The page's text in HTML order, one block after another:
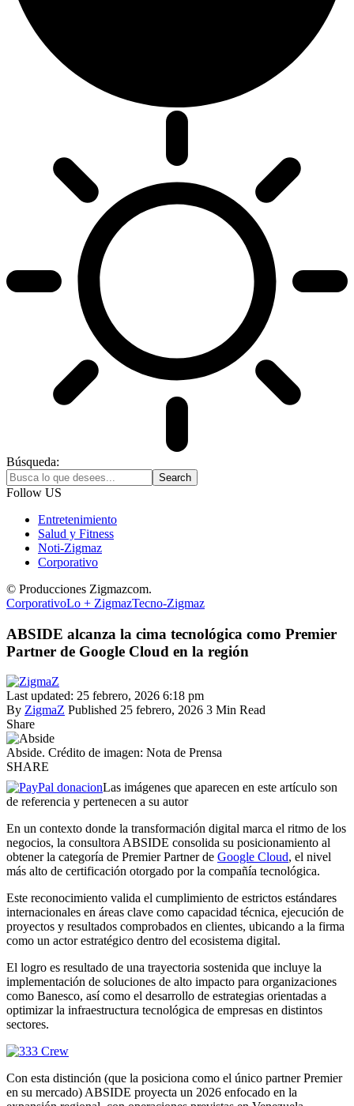
Búsqueda:
Follow US
Entretenimiento
Salud y Fitness
Noti-Zigmaz
Corporativo
© Producciones Zigmazcom.
CorporativoLo + ZigmazTecno-Zigmaz
ABSIDE alcanza la cima tecnológica como Premier
Partner de Google Cloud en la región
Last updated: 25 febrero, 2026 6:18 pm
By ZigmaZ Published 25 febrero, 2026 3 Min Read
Share
Abside. Crédito de imagen: Nota de Prensa
SHARE
Las imágenes que aparecen en este artículo son
de referencia y pertenecen a su autor
En un contexto donde la transformación digital marca el ritmo de los
negocios, la consultora ABSIDE consolida su posicionamiento al
obtener la categoría de Premier Partner de Google Cloud, el nivel
más alto de certificación otorgado por la compañía tecnológica.
Este reconocimiento valida el cumplimiento de estrictos estándares
internacionales en áreas clave como capacidad técnica, ejecución de
proyectos y resultados comprobados en clientes, ubicando a la firma
como un actor estratégico dentro del ecosistema digital.
El logro es resultado de una trayectoria sostenida que incluye la
implementación de soluciones de alto impacto para organizaciones
como Banesco, así como el desarrollo de estrategias orientadas a
optimizar la infraestructura tecnológica de empresas en distintos
sectores.
Con esta distinción (que la posiciona como el único partner Premier
en su mercado) ABSIDE proyecta un 2026 enfocado en la